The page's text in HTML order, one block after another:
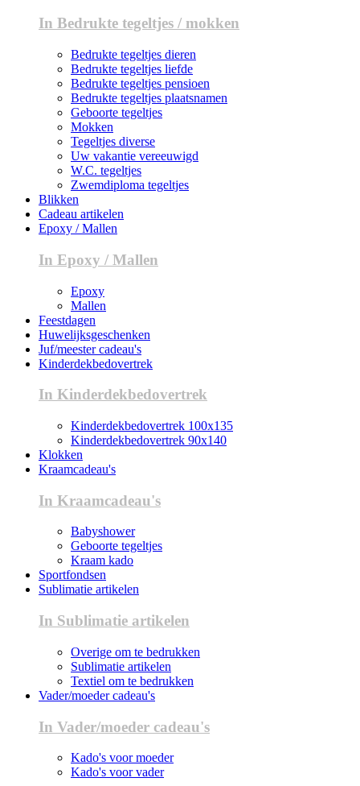
In Bedrukte tegeltjes / mokken
Bedrukte tegeltjes dieren
Bedrukte tegeltjes liefde
Bedrukte tegeltjes pensioen
Bedrukte tegeltjes plaatsnamen
Geboorte tegeltjes
Mokken
Tegeltjes diverse
Uw vakantie vereeuwigd
W.C. tegeltjes
Zwemdiploma tegeltjes
Blikken
Cadeau artikelen
Epoxy / Mallen
In Epoxy / Mallen
Epoxy
Mallen
Feestdagen
Huwelijksgeschenken
Juf/meester cadeau's
Kinderdekbedovertrek
In Kinderdekbedovertrek
Kinderdekbedovertrek 100x135
Kinderdekbedovertrek 90x140
Klokken
Kraamcadeau's
In Kraamcadeau's
Babyshower
Geboorte tegeltjes
Kraam kado
Sportfondsen
Sublimatie artikelen
In Sublimatie artikelen
Overige om te bedrukken
Sublimatie artikelen
Textiel om te bedrukken
Vader/moeder cadeau's
In Vader/moeder cadeau's
Kado's voor moeder
Kado's voor vader